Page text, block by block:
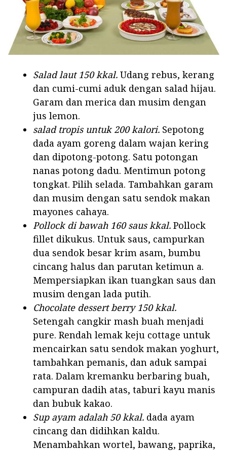
Salad laut 150 kkal. Udang rebus, kerang
dan cumi-cumi aduk dengan salad hijau.
Garam dan merica dan musim dengan
jus lemon.
salad tropis untuk 200 kalori. Sepotong
dada ayam goreng dalam wajan kering
dan dipotong-potong. Satu potongan
nanas potong dadu. Mentimun potong
tongkat. Pilih selada. Tambahkan garam
dan musim dengan satu sendok makan
mayones cahaya.
Pollock di bawah 160 saus kkal. Pollock
fillet dikukus. Untuk saus, campurkan
dua sendok besar krim asam, bumbu
cincang halus dan parutan ketimun a.
Mempersiapkan ikan tuangkan saus dan
musim dengan lada putih.
Chocolate dessert berry 150 kkal.
Setengah cangkir mash buah menjadi
pure. Rendah lemak keju cottage untuk
mencairkan satu sendok makan yoghurt,
tambahkan pemanis, dan aduk sampai
rata. Dalam kremanku berbaring buah,
campuran dadih atas, taburi kayu manis
dan bubuk kakao.
Sup ayam adalah 50 kkal. dada ayam
cincang dan didihkan kaldu.
Menambahkan wortel, bawang, paprika,